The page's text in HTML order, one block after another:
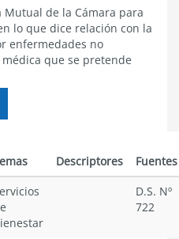
de la Cámara para
lo que dice relación con la
enfermedades no
que se pretende
Descriptores
Fuentes
D.S. Nº
722